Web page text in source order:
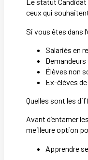
Le statut
ceux qui
Si vous êtes dans
Salariés en
Demandeurs
Élèves non
Ex-élèves
Quelles sont les
Avant d’entamer
meilleure option
Apprendre